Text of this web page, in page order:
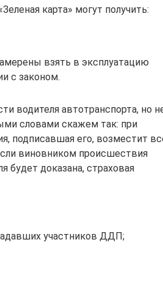
карта» могут получить:
взять в эксплуатацию
с законом.
водителя автотранспорта, но
словами скажем так: при
подписавшая его, возместит
виновником происшествия
будет доказана, страховая
участников ДДП;